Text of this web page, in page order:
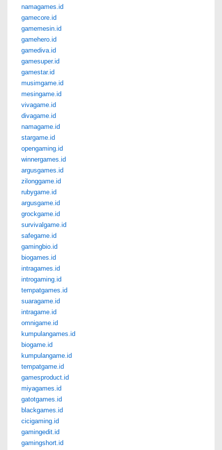
namagames.id
gamecore.id
gamemesin.id
gamehero.id
gamediva.id
gamesuper.id
gamestar.id
musimgame.id
mesingame.id
vivagame.id
divagame.id
namagame.id
stargame.id
opengaming.id
winnergames.id
argusgames.id
zilonggame.id
rubygame.id
argusgame.id
grockgame.id
survivalgame.id
safegame.id
gamingbio.id
biogames.id
intragames.id
introgaming.id
tempatgames.id
suaragame.id
intragame.id
omnigame.id
kumpulangames.id
biogame.id
kumpulangame.id
tempatgame.id
gamesproduct.id
miyagames.id
gatotgames.id
blackgames.id
cicigaming.id
gamingedit.id
gamingshort.id